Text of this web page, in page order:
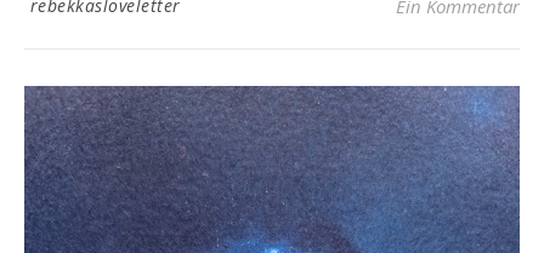
rebekkasloveletter Ein Kommentar